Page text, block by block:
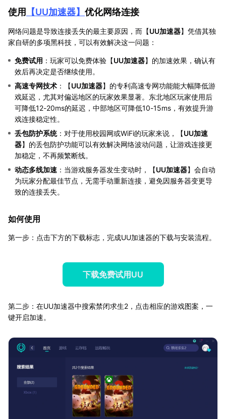
使用 【UU加速器】 优化网络连接
网络问题是导致连接丢失的最主要原因，而【UU加速器】凭借其独
家自研的多项黑科技，可以有效解决这一问题：
免费试用 ：玩家可以免费体验【UU加速器】的加速效果，确认有
效后再决定是否继续使用。
高速专网技术 ：【UU加速器】的专利高速专网功能能大幅降低游
戏延迟，尤其对偏远地区的玩家效果显著。东北地区玩家使用后
可降低12-20ms的延迟，中部地区可降低10-15ms，有效提升游
戏连接稳定性。
丢包防护系统：对于使用校园网或WiFi的玩家来说，【UU加速
器】的丢包防护功能可以有效解决网络波动问题，让游戏连接更
加稳定，不再频繁断线。
动态多线加速 ：当游戏服务器发生变动时，【UU加速器】会自动
为玩家分配最佳节点，无需手动重新连接，避免因服务器变更导
致的连接丢失。
如何使用
第一步：点击下方的下载标志，完成UU加速器的下载与安装流程。
下载免费试用UU
第二步：在UU加速器中搜索禁闭求生2，点击相应的游戏图案，一
键开启加速。